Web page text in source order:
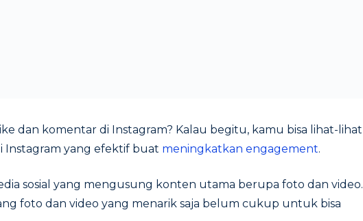
dan komentar di Instagram? Kalau begitu, kamu bisa lihat-lihat
Instagram yang efektif buat meningkatkan engagement.
sosial yang mengusung konten utama berupa foto dan video.
foto dan video yang menarik saja belum cukup untuk bisa